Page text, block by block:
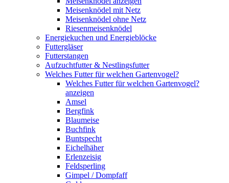
Meisenknödel mit Netz
Meisenknödel ohne Netz
Riesenmeisenknödel
Energiekuchen und Energieblöcke
Futtergläser
Futterstangen
Aufzuchtfutter & Nestlingsfutter
Welches Futter für welchen Gartenvogel?
Welches Futter für welchen Gartenvogel?
anzeigen
Amsel
Bergfink
Blaumeise
Buchfink
Buntspecht
Eichelhäher
Erlenzeisig
Feldsperling
Gimpel / Dompfaff